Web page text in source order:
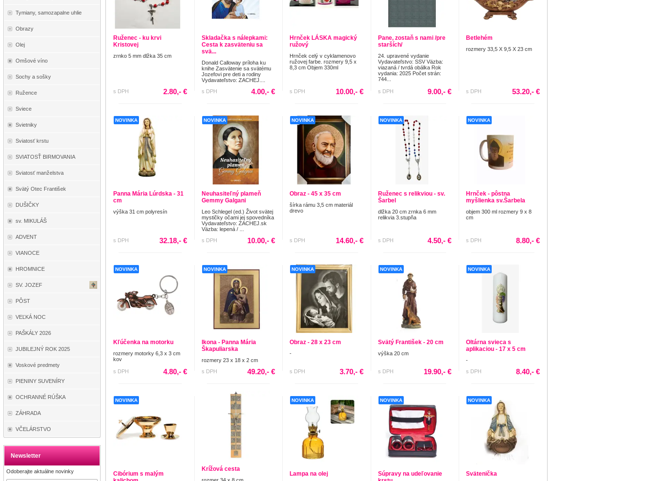
Tymiany, samozapalne uhlie
Obrazy
Olej
Omšové víno
Sochy a sošky
Ružence
Sviece
Svietniky
Sviatosť krstu
SVIATOSŤ BIRMOVANIA
Sviatosť manželstva
Svätý Otec František
DUŠIČKY
sv. MIKULÁŠ
ADVENT
VIANOCE
HROMNICE
SV. JOZEF
PÔST
VEĽKÁ NOC
PAŠKÁLY 2026
JUBILEJNÝ ROK 2025
Voskové predmety
PIENINY SUVENÍRY
OCHRANNÉ RÚŠKA
ZÁHRADA
VČELÁRSTVO
Newsletter
Odoberajte aktuálne novinky
Ruženec - ku krvi
Kristovej
zrnko 5 mm dlžka 35 cm
s DPH 2.80,- €
Skladačka s nálepkami:
Cesta k zasväteniu sa
svä...
Donald Calloway príloha ku
knihe Zasvätenie sa svätému
Jozefovi pre deti a rodiny
Vydavateľstvo: ZACHEJ....
s DPH
4.00,- €
Hrnček LÁSKA magický
ružový
Hrnček celý v cyklamenovo
ružovej farbe. rozmery 9,5 x
8,3 cm Objem 330ml
s DPH 10.00,- €
Pane, zostaň s nami /pre
starších/
24. upravené vydanie
Vydavateľstvo: SSV Väzba:
viazaná / tvrdá obálka Rok
vydania: 2025 Počet strán:
744...
s DPH 9.00,- €
Betlehém
rozmery 33,5 X 9,5 X 23 cm
s DPH 53.20,- €
NOVINKA
Panna Mária Lúrdska - 31
cm
výška 31 cm polyresín
s DPH 32.18,- €
NOVINKA
Neuhasiteľný plameň
Gemmy Galgani
Leo Schlegel (ed.) Život svätej
mystičky očami jej spovedníka
Vydavateľstvo: ZACHEJ.sk
Väzba: lepená / ...
s DPH
10.00,- €
NOVINKA
Obraz - 45 x 35 cm
šírka rámu 3,5 cm materiál
drevo
s DPH 14.60,- €
NOVINKA
Ruženec s relikviou - sv.
Šarbel
dlžka 20 cm zrnka 6 mm
relikvia 3.stupňa
s DPH 4.50,- €
NOVINKA
Hrnček - pôstna
myšlienka sv.Šarbela
objem 300 ml rozmery 9 x 8
cm
s DPH 8.80,- €
NOVINKA
Kľúčenka na motorku
rozmery motorky 6,3 x 3 cm
kov
s DPH 4.80,- €
NOVINKA
Ikona - Panna Mária
Škapuliarska
rozmery 23 x 18 x 2 cm
s DPH
49.20,- €
NOVINKA
Obraz - 28 x 23 cm
-
s DPH 3.70,- €
NOVINKA
Svätý František - 20 cm
výška 20 cm
s DPH 19.90,- €
NOVINKA
Oltárna svieca s
aplikaciou - 17 x 5 cm
-
s DPH
8.40,- €
NOVINKA
Cibórium s malým
Krížová cesta
rozmer 34 x 8 cm
NOVINKA
Lampa na olej
NOVINKA
Súpravy na udeľovanie
NOVINKA
Svätenička